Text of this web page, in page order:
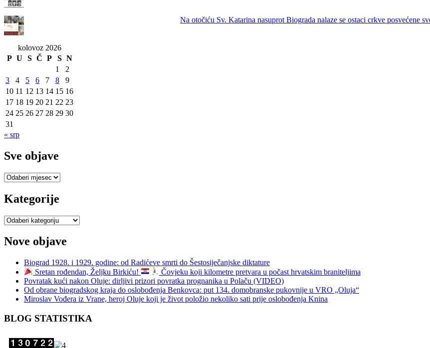
Na otočiću Sv. Katarina nasuprot Biograda nalaze se ostaci crkve posvećene
kolovoz 2026
P U S Č P S N
1
2
3
4 5 6 7 8
9
10 11 12 13 14 15 16
17 18 19 20 21 22 23
24 25 26 27 28 29 30
31
« srp
Sve objave
Sve
Kategorije
Kategorije
Nove objave
Biograd 1928. i 1929. godine: od Radićeve smrti do Šestosiječanjske diktature
Sretan rođendan, Željku Birkiću!
Čovjeku koji kilometre pretvara u počast hrvatskim braniteljima
Povratak kući nakon Oluje: dirljivi prizori povratka prognanika u Polaču (VIDEO)
Od obrane biogradskog kraja do oslobođenja Benkovca: put 134. domobranske pukovnije u VRO „Oluja“
Miroslav Vođera iz Vrane, heroj Oluje koji je život položio nekoliko sati prije oslobođenja Knina
BLOG STATISTIKA